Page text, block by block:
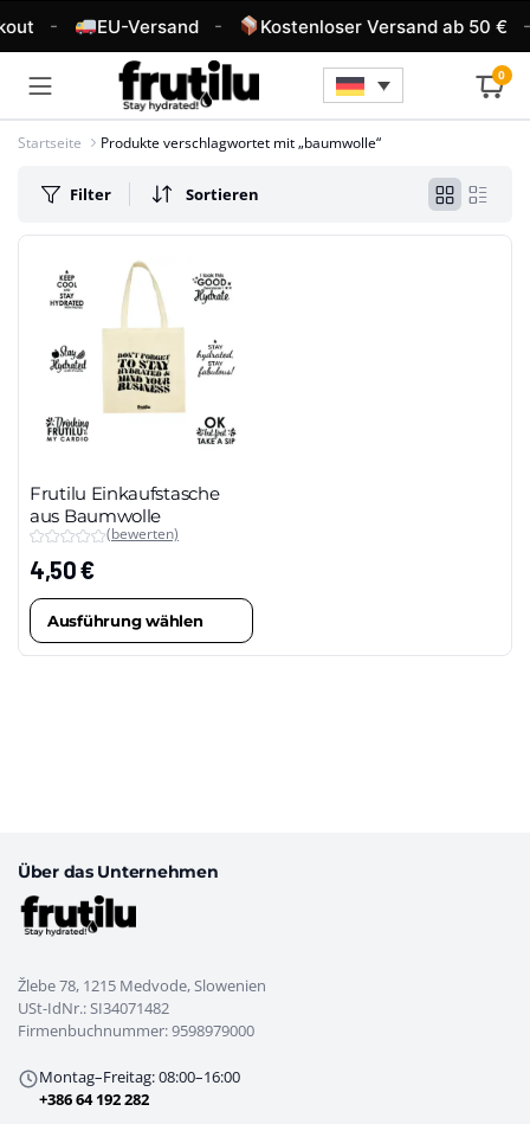
- EU-Versand - Kostenloser Versand ab 50 € -
0
Startseite Produkte verschlagwortet mit „baumwolle“
Filter Sortieren
Frutilu Einkaufstasche
aus Baumwolle
(bewerten)
4,50€
Ausführung wählen
Dieses
Produkt
können
auf
der
Produktseite
gewählt
werden
Über das Unternehmen
Žlebe 78, 1215 Medvode, Slowenien
USt-IdNr.: SI34071482
Firmenbuchnummer: 9598979000
Montag–Freitag: 08:00–16:00
+386 64 192 282